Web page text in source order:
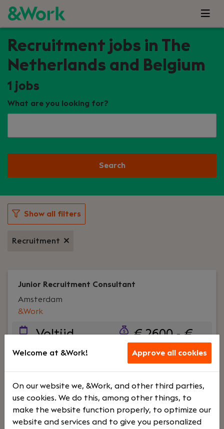
Recruitment jobs in The
Netherlands and Belgium
1 jobs
What are you looking for?
Search
Show all filters
Recruitment
Junior Recruitment Consultant
&Work
Amsterdam
Voltijd
€ 2600 - €
5000
helpen om de juiste stap te zetten? Als Junior
Recruitment Consultant bij &Work combineer je
persoonlijk contact, commercieel inzicht en
recruitment.Je adviseert klanten over hun
Welcome at &Work! Approve all cookies
On our website we, &Work, and other third parties,
use cookies. We do this, among other things, to
make the website function properly, to optimize our
website and services and to give you personalized